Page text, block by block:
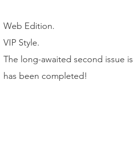
Web Edition.
VIP Style.
The long-awaited second issue is
has been completed!